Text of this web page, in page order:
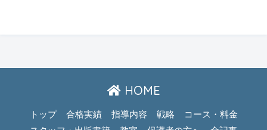
HOME
トップ 合格実績 指導内容 戦略
コース・料金